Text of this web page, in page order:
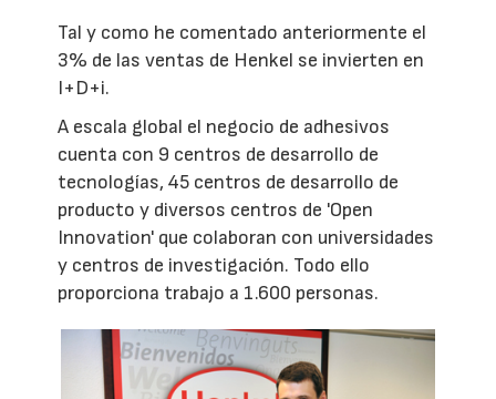
Tal y como he comentado anteriormente el
3% de las ventas de Henkel se invierten en
I+D+i.
A escala global el negocio de adhesivos
cuenta con 9 centros de desarrollo de
tecnologías, 45 centros de desarrollo de
producto y diversos centros de 'Open
Innovation' que colaboran con universidades
y centros de investigación. Todo ello
proporciona trabajo a 1.600 personas.